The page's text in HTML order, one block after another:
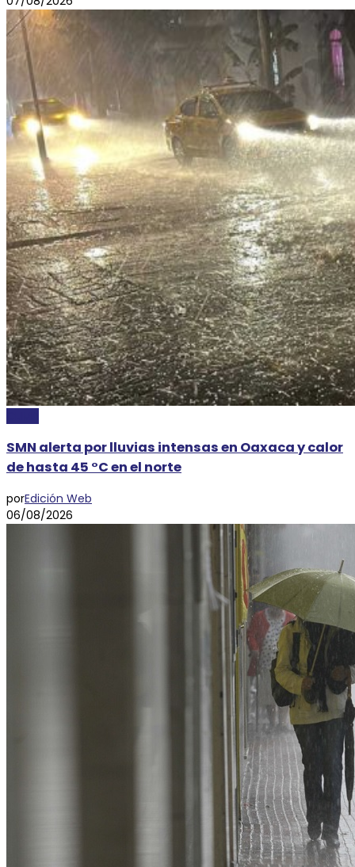
SMN alerta por lluvias intensas en Oaxaca y calor
de hasta 45 °C en el norte
porEdición Web
06/08/2026